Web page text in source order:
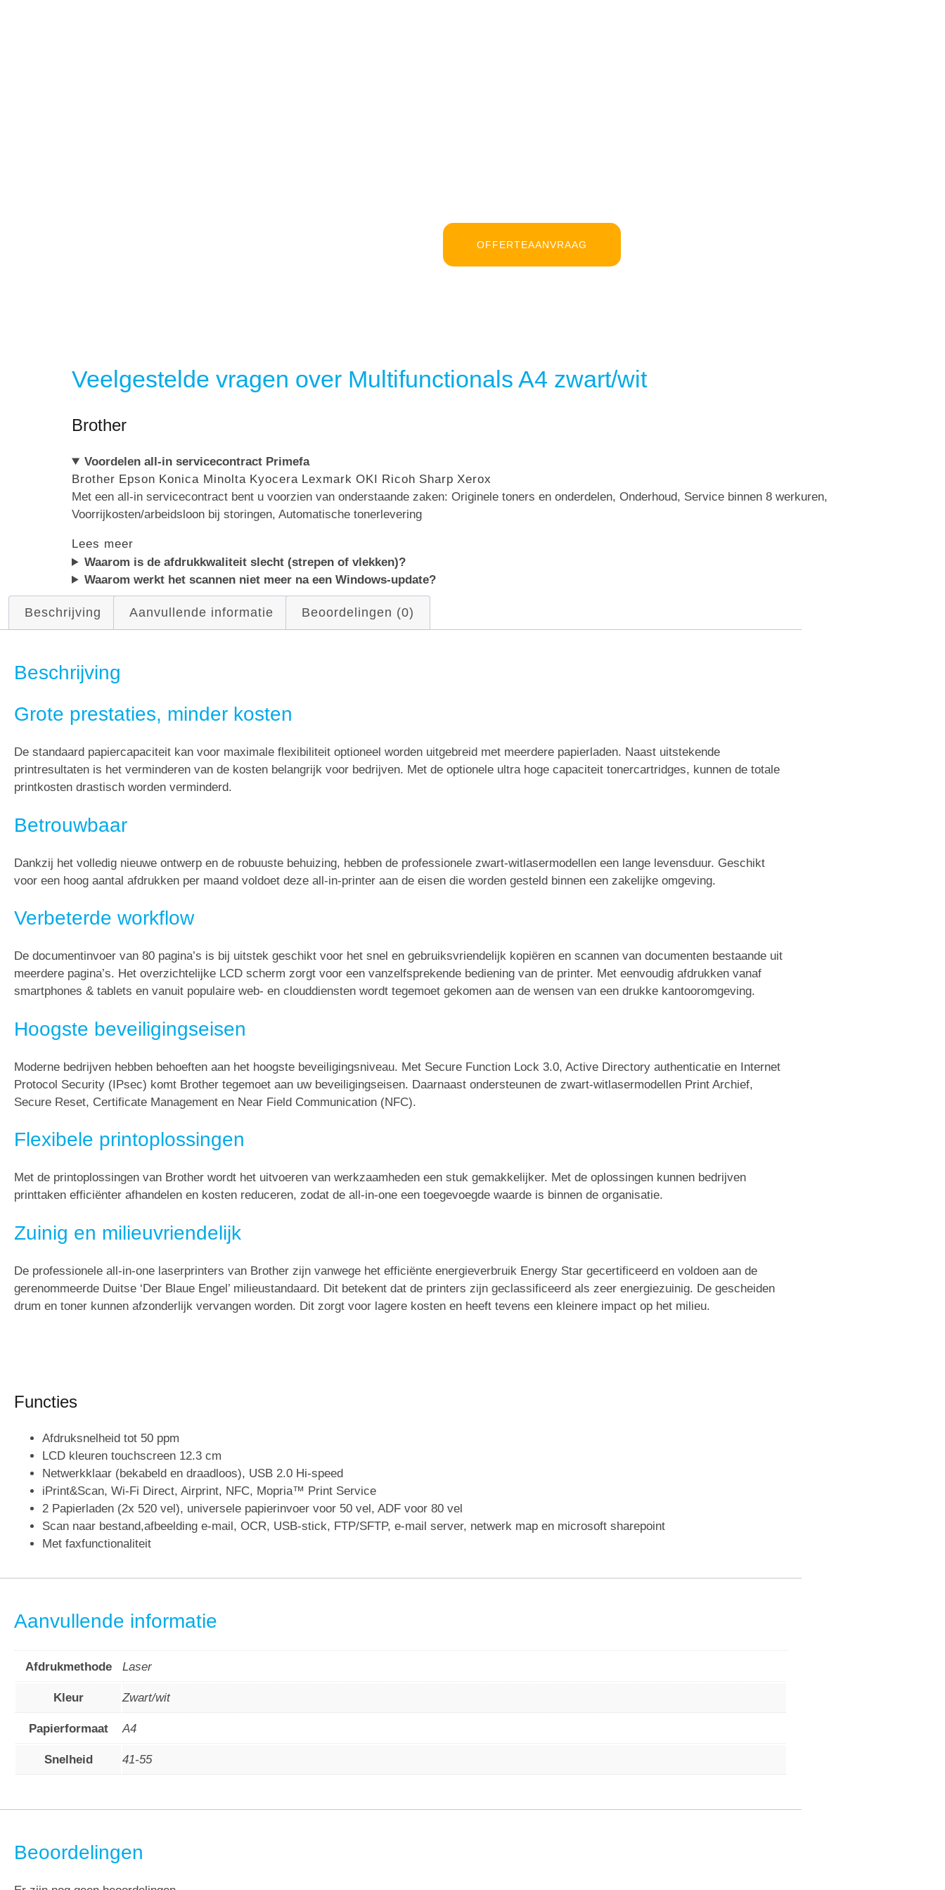
OFFERTEAANVRAAG
Veelgestelde vragen over Multifunctionals A4 zwart/wit
Brother
Voordelen all-in servicecontract Primefa
Brother Epson Konica Minolta Kyocera Lexmark OKI Ricoh Sharp Xerox
Met een all-in servicecontract bent u voorzien van onderstaande zaken: Originele toners en onderdelen, Onderhoud, Service binnen 8 werkuren,
Voorrijkosten/arbeidsloon bij storingen, Automatische tonerlevering
Lees meer
Waarom is de afdrukkwaliteit slecht (strepen of vlekken)?
Waarom werkt het scannen niet meer na een Windows-update?
Beschrijving Aanvullende informatie Beoordelingen (0)
Beschrijving
Grote prestaties, minder kosten
De standaard papiercapaciteit kan voor maximale flexibiliteit optioneel worden uitgebreid met meerdere papierladen. Naast uitstekende
printresultaten is het verminderen van de kosten belangrijk voor bedrijven. Met de optionele ultra hoge capaciteit tonercartridges, kunnen de totale
printkosten drastisch worden verminderd.
Betrouwbaar
Dankzij het volledig nieuwe ontwerp en de robuuste behuizing, hebben de professionele zwart-witlasermodellen een lange levensduur. Geschikt
voor een hoog aantal afdrukken per maand voldoet deze all-in-printer aan de eisen die worden gesteld binnen een zakelijke omgeving.
Verbeterde workflow
De documentinvoer van 80 pagina’s is bij uitstek geschikt voor het snel en gebruiksvriendelijk kopiëren en scannen van documenten bestaande uit
meerdere pagina’s. Het overzichtelijke LCD scherm zorgt voor een vanzelfsprekende bediening van de printer. Met eenvoudig afdrukken vanaf
smartphones & tablets en vanuit populaire web- en clouddiensten wordt tegemoet gekomen aan de wensen van een drukke kantooromgeving.
Hoogste beveiligingseisen
Moderne bedrijven hebben behoeften aan het hoogste beveiligingsniveau. Met Secure Function Lock 3.0, Active Directory authenticatie en Internet
Protocol Security (IPsec) komt Brother tegemoet aan uw beveiligingseisen. Daarnaast ondersteunen de zwart-witlasermodellen Print Archief,
Secure Reset, Certificate Management en Near Field Communication (NFC).
Flexibele printoplossingen
Met de printoplossingen van Brother wordt het uitvoeren van werkzaamheden een stuk gemakkelijker. Met de oplossingen kunnen bedrijven
printtaken efficiënter afhandelen en kosten reduceren, zodat de all-in-one een toegevoegde waarde is binnen de organisatie.
Zuinig en milieuvriendelijk
De professionele all-in-one laserprinters van Brother zijn vanwege het efficiënte energieverbruik Energy Star gecertificeerd en voldoen aan de
gerenommeerde Duitse ‘Der Blaue Engel’ milieustandaard. Dit betekent dat de printers zijn geclassificeerd als zeer energiezuinig. De gescheiden
drum en toner kunnen afzonderlijk vervangen worden. Dit zorgt voor lagere kosten en heeft tevens een kleinere impact op het milieu.
Functies
Afdruksnelheid tot 50 ppm
LCD kleuren touchscreen 12.3 cm
Netwerkklaar (bekabeld en draadloos), USB 2.0 Hi-speed
iPrint&Scan, Wi-Fi Direct, Airprint, NFC, Mopria™ Print Service
2 Papierladen (2x 520 vel), universele papierinvoer voor 50 vel, ADF voor 80 vel
Scan naar bestand,afbeelding e-mail, OCR, USB-stick, FTP/SFTP, e-mail server, netwerk map en microsoft sharepoint
Met faxfunctionaliteit
Aanvullende informatie
Afdrukmethode Laser
Kleur Zwart/wit
Papierformaat A4
Snelheid 41-55
Beoordelingen